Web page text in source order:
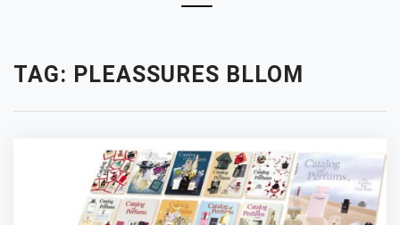
TAG: PLEASSURES BLLOM